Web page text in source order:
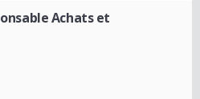
Achats et